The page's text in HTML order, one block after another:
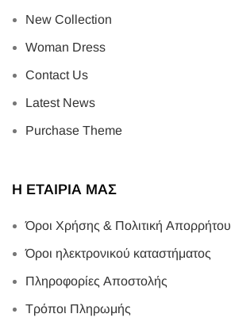
New Collection
Woman Dress
Contact Us
Latest News
Purchase Theme
Η ΕΤΑΙΡΙΑ ΜΑΣ
Όροι Χρήσης & Πολιτική Απορρήτου
Όροι ηλεκτρονικού καταστήματος
Πληροφορίες Αποστολής
Τρόποι Πληρωμής